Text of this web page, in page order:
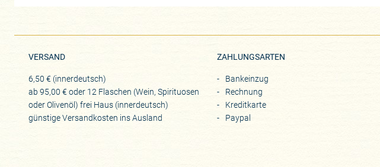
VERSAND
6,50 € (innerdeutsch)
ab 95,00 € oder 12 Flaschen (Wein, Spirituosen
oder Olivenöl) frei Haus (innerdeutsch)
günstige Versandkosten ins Ausland
ZAHLUNGSARTEN
Bankeinzug
Rechnung
Kreditkarte
Paypal